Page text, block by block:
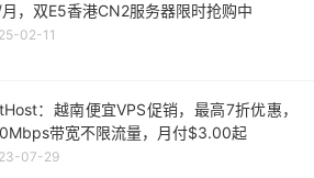
，双E5香港CN2服务器限时抢购中
02-11
：越南便宜VPS促销，最高7折优惠，
带宽不限流量，月付$3.00起
07-29